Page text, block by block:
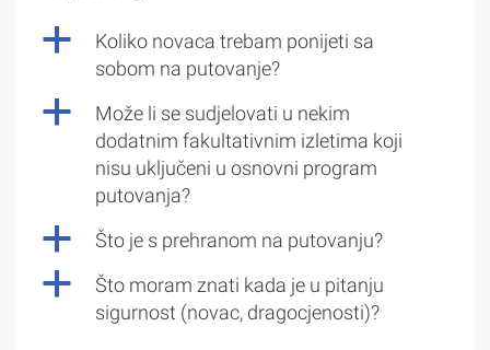
a
Koliko novaca trebam ponijeti sa
sobom na putovanje?
a
Može li se sudjelovati u nekim
dodatnim fakultativnim izletima koji
nisu uključeni u osnovni program
putovanja?
a Što je s prehranom na putovanju?
a
Što moram znati kada je u pitanju
sigurnost (novac, dragocjenosti)?